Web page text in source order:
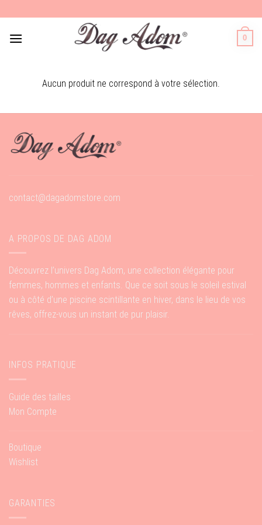
to
content
0
Aucun produit ne correspond à votre sélection.
contact@dagadomstore.com
A PROPOS DE DAG ADOM
Découvrez l’univers Dag Adom, une collection élégante pour
femmes, hommes et enfants. Que ce soit sous le soleil estival
ou à côté d’une piscine scintillante en hiver, dans le lieu de vos
rêves, offrez-vous un instant de pur plaisir.
INFOS PRATIQUE
Guide des tailles
Mon Compte
Boutique
Wishlist
GARANTIES